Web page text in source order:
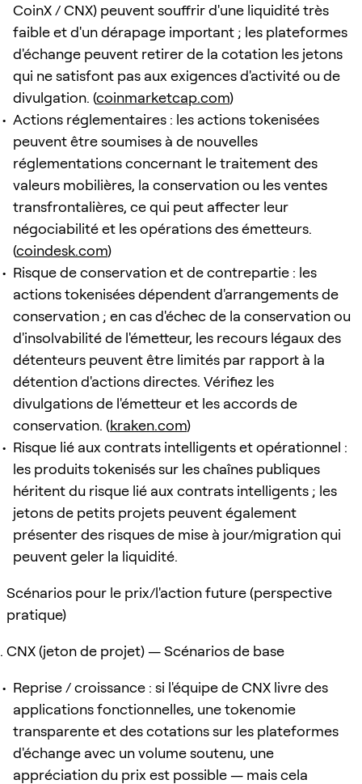
CoinX / CNX) peuvent souffrir d'une liquidité très
faible et d'un dérapage important ; les plateformes
d'échange peuvent retirer de la cotation les jetons
qui ne satisfont pas aux exigences d'activité ou de
divulgation. (coinmarketcap.com)
Actions réglementaires : les actions tokenisées
peuvent être soumises à de nouvelles
réglementations concernant le traitement des
valeurs mobilières, la conservation ou les ventes
transfrontalières, ce qui peut affecter leur
négociabilité et les opérations des émetteurs.
(coindesk.com)
Risque de conservation et de contrepartie : les
actions tokenisées dépendent d'arrangements de
conservation ; en cas d'échec de la conservation ou
d'insolvabilité de l'émetteur, les recours légaux des
détenteurs peuvent être limités par rapport à la
détention d'actions directes. Vérifiez les
divulgations de l'émetteur et les accords de
conservation. (kraken.com)
Risque lié aux contrats intelligents et opérationnel :
les produits tokenisés sur les chaînes publiques
héritent du risque lié aux contrats intelligents ; les
jetons de petits projets peuvent également
présenter des risques de mise à jour/migration qui
peuvent geler la liquidité.
Scénarios pour le prix/l'action future (perspective
pratique)
CNX (jeton de projet) — Scénarios de base
Reprise / croissance : si l'équipe de CNX livre des
applications fonctionnelles, une tokenomie
transparente et des cotations sur les plateformes
d'échange avec un volume soutenu, une
appréciation du prix est possible — mais cela